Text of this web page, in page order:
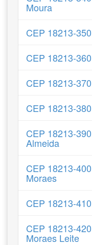
Moura
CEP 18213-
CEP 18213-
CEP 18213-
CEP 18213-
CEP 18213-
Almeida
CEP 18213-
Moraes
CEP 18213-
CEP 18213-
Moraes Leite